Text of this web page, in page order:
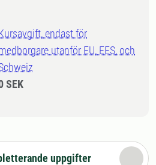
endast för
utanför EU, EES, och
SEK
uppgifter